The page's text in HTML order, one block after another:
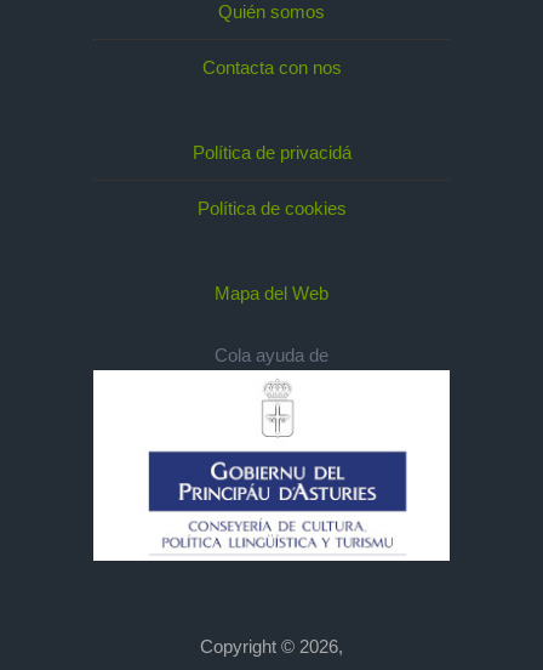
Quién somos
Contacta con nos
Política de privacidá
Política de cookies
Mapa del Web
Cola ayuda de
Copyright © 2026,